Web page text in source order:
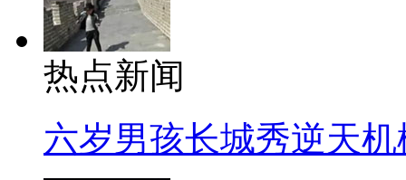
热点新闻
六岁男孩长城秀逆天机